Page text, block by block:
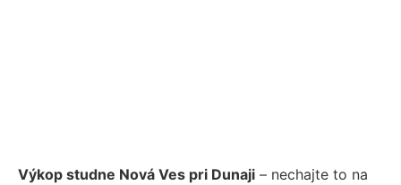
Výkop studne Nová Ves pri Dunaji – nechajte to na